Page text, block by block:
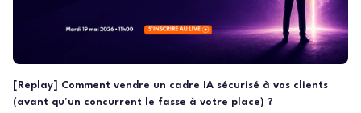
[Replay] Comment vendre un cadre IA sécurisé à vos clients
(avant qu'un concurrent le fasse à votre place) ?